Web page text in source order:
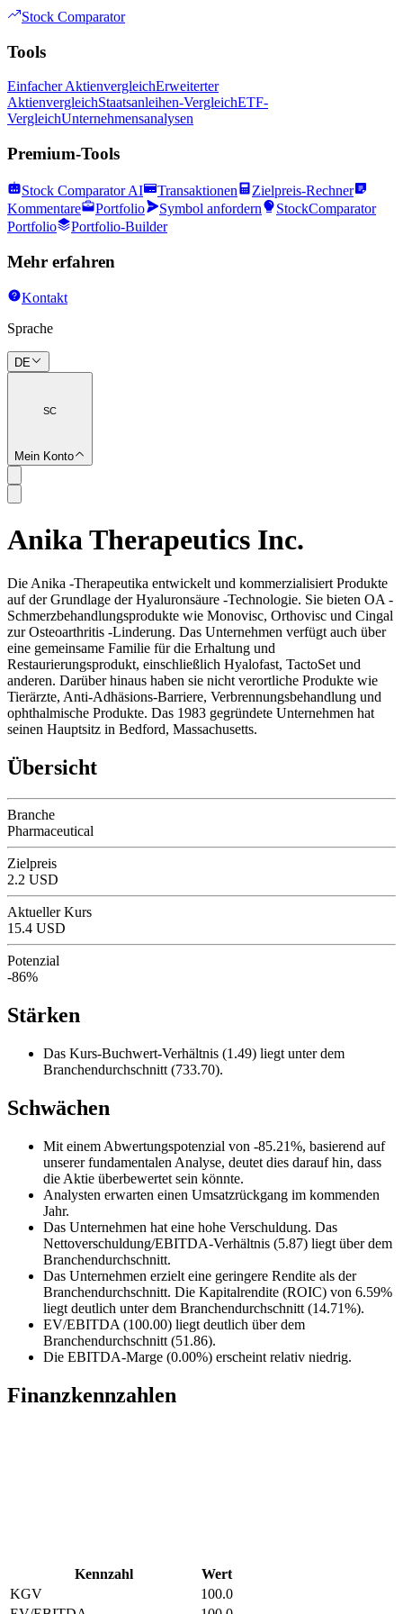
Stock Comparator
Tools
Einfacher AktienvergleichErweiterter
AktienvergleichStaatsanleihen-VergleichETF-
VergleichUnternehmensanalysen
Premium-Tools
Stock Comparator AI Transaktionen
Zielpreis-Rechner
Kommentare
Portfolio Symbol anfordern
StockComparator
Portfolio
Portfolio-Builder
Mehr erfahren
Kontakt
Sprache
DE
SC
Mein Konto
SC
Anika Therapeutics Inc.
Die Anika -Therapeutika entwickelt und kommerzialisiert Produkte
auf der Grundlage der Hyaluronsäure -Technologie. Sie bieten OA -
Schmerzbehandlungsprodukte wie Monovisc, Orthovisc und Cingal
zur Osteoarthritis -Linderung. Das Unternehmen verfügt auch über
eine gemeinsame Familie für die Erhaltung und
Restaurierungsprodukt, einschließlich Hyalofast, TactoSet und
anderen. Darüber hinaus haben sie nicht verortliche Produkte wie
Tierärzte, Anti-Adhäsions-Barriere, Verbrennungsbehandlung und
ophthalmische Produkte. Das 1983 gegründete Unternehmen hat
seinen Hauptsitz in Bedford, Massachusetts.
Übersicht
Branche
Pharmaceutical
Zielpreis
2.2 USD
Aktueller Kurs
15.4 USD
Potenzial
-86%
Stärken
Das Kurs-Buchwert-Verhältnis (1.49) liegt unter dem
Branchendurchschnitt (733.70).
Schwächen
Mit einem Abwertungspotenzial von -85.21%, basierend auf
unserer fundamentalen Analyse, deutet dies darauf hin, dass
die Aktie überbewertet sein könnte.
Analysten erwarten einen Umsatzrückgang im kommenden
Jahr.
Das Unternehmen hat eine hohe Verschuldung. Das
Nettoverschuldung/EBITDA-Verhältnis (5.87) liegt über dem
Branchendurchschnitt.
Das Unternehmen erzielt eine geringere Rendite als der
Branchendurchschnitt. Die Kapitalrendite (ROIC) von 6.59%
liegt deutlich unter dem Branchendurchschnitt (14.71%).
EV/EBITDA (100.00) liegt deutlich über dem
Branchendurchschnitt (51.86).
Die EBITDA-Marge (0.00%) erscheint relativ niedrig.
Finanzkennzahlen
Kennzahl
Wert
KGV
100.0